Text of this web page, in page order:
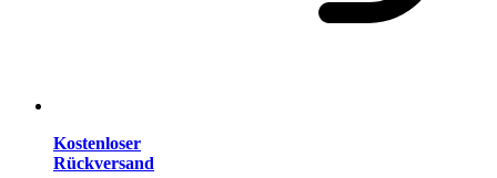
Kostenloser
Rückversand